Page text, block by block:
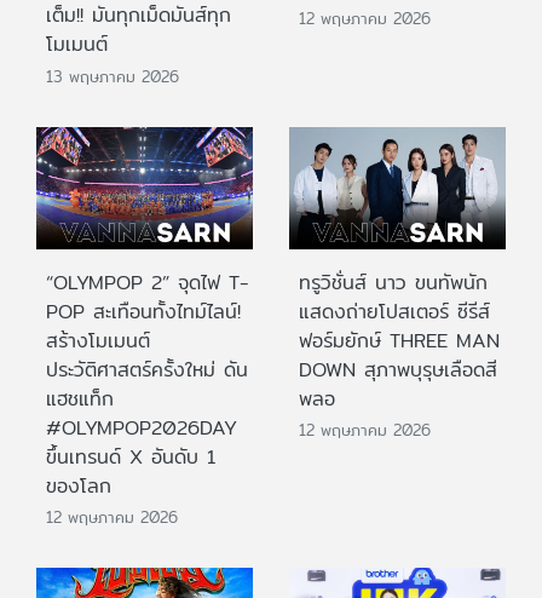
เต็ม!! มันทุกเม็ดมันส์ทุก
โมเมนต์
13 พฤษภาคม 2026
12 พฤษภาคม 2026
“OLYMPOP 2” จุดไฟ T-
POP สะเทือนทั้งไทม์ไลน์!
สร้างโมเมนต์
ประวัติศาสตร์ครั้งใหม่ ดัน
แฮชแท็ก
#OLYMPOP2026DAY
ขึ้นเทรนด์ X อันดับ 1
ของโลก
12 พฤษภาคม 2026
ทรูวิชั่นส์ นาว ขนทัพนัก
แสดงถ่ายโปสเตอร์ ซีรีส์
ฟอร์มยักษ์ THREE MAN
DOWN สุภาพบุรุษเลือดสี
พลอ
12 พฤษภาคม 2026